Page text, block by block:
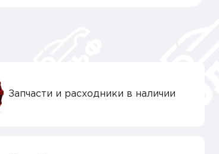
Запчасти и расходники в наличии